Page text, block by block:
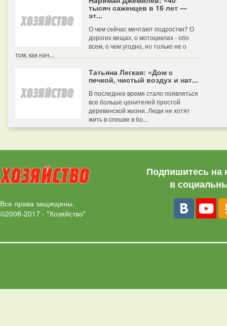
тысяч саженцев в 16 лет —
эт...
О чем сейчас мечтают подростки? О
дорогих вещах, о мотоциклах - обо
всем, о чем угодно, но только не о
том, как нач...
Татьяна Легкая: «Дом с
печкой, чистый воздух и нат...
В последнее время стало появляться
все больше ценителей простой
деревенской жизни. Люди не хотят
жить в спешке в бо...
Все права защищены.
©2008-2017 - "Хозяйство"
Подпишитесь на
в